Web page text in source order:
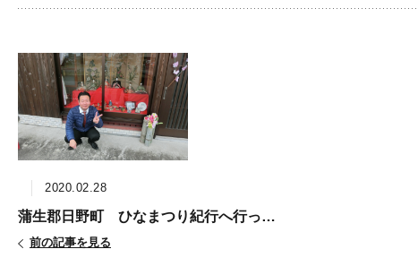
2020.02.28
蒲生郡日野町 ひなまつり紀行へ行ってきました！
前の記事を見る